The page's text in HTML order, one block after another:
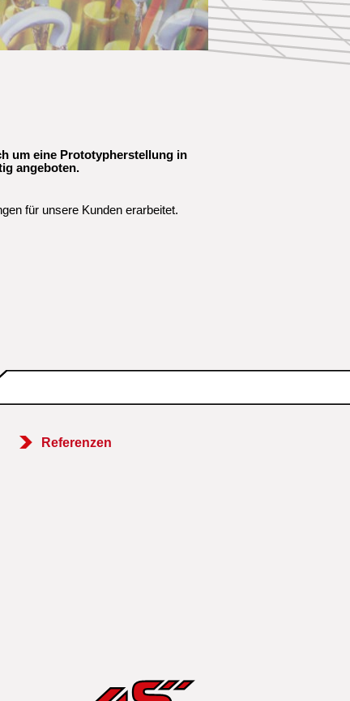
um eine Prototypherstellung in
angeboten.
für unsere Kunden erarbeitet.
Referenzen